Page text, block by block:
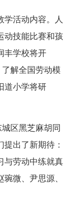
学活动内容。人
动技能比赛和孩
丰学校将开
了解全国劳动模
道小学将研
区黑芝麻胡同
出了新期待：
与劳动中练就真
微、尹思源、